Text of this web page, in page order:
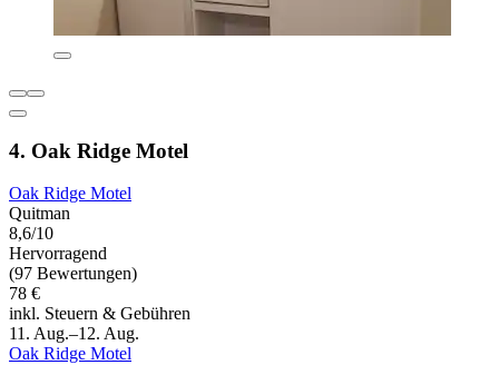
4. Oak Ridge Motel
Oak Ridge Motel
Quitman
8,6/10
Hervorragend
(97 Bewertungen)
78 €
inkl. Steuern & Gebühren
11. Aug.–12. Aug.
Oak Ridge Motel